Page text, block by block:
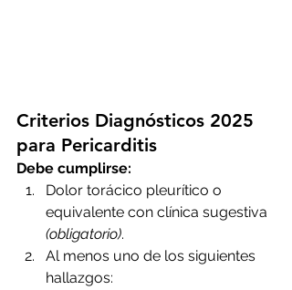
Criterios Diagnósticos 2025
para Pericarditis
Debe cumplirse:
Dolor torácico pleurítico o
equivalente con clínica sugestiva
(obligatorio).
Al menos uno de los siguientes
hallazgos: